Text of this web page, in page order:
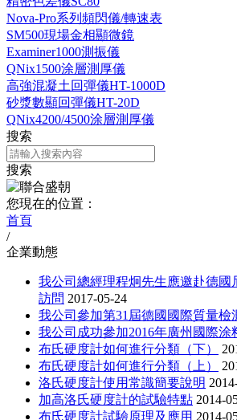
Nova-Pro系列頻閃儀/轉速表
SM500現場金相顯微鏡
Examiner1000測振儀
QNix1500涂層測厚儀
高強混凝土回彈儀HT-1000D
砂漿數顯回彈儀HT-20D
QNix4200/4500涂層測厚儀
搜索
搜索
您現在的位置：
首頁
/
企業動態
我公司總經理程炯先生應邀赴德國
訪問 2017-05-24
我公司參加第31屆德國國際質量檢
我公司成功參加2016年廣州國際涂
布氏硬度計如何進行分類（下）
布氏硬度計如何進行分類（上）
洛氏硬度計使用常識簡要說明
加高洛氏硬度計的試驗特點 2014-
布氏硬度計試驗原理及應用 2014-